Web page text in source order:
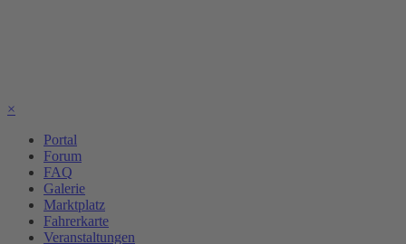
×
Portal
Forum
FAQ
Galerie
Marktplatz
Fahrerkarte
Veranstaltungen